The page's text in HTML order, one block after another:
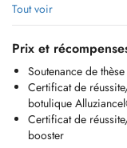
Tout voir
Prix et
Soutenance de
Certificat de
botulique
Certificat de
booster